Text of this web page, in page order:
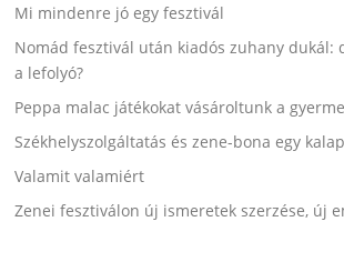
Mi mindenre jó egy fesztivál
Nomád fesztivál után kiadós zuhany dukál:
a lefolyó?
Peppa malac játékokat vásároltunk a
Székhelyszolgáltatás és zene-bona egy
Valamit valamiért
Zenei fesztiválon új ismeretek szerzése, új